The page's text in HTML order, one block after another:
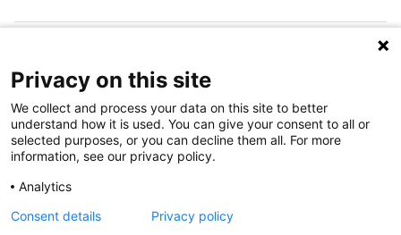
Datenschutzrichtlinie
Privacy on this site
We collect and process your data on this site to better
understand how it is used. You can give your consent to all or
selected purposes, or you can decline them all. For more
information, see our privacy policy.
Analytics
Consent details Privacy policy